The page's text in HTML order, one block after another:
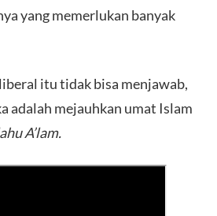
yang memerlukan banyak
itu tidak bisa menjawab,
adalah mejauhkan umat Islam
A’lam.